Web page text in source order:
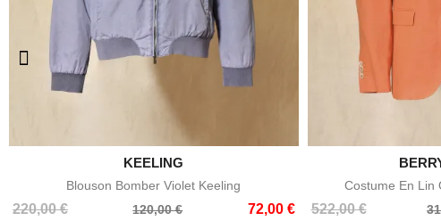
Aperçu rapide
KEELING
Blouson Bomber Violet Keeling
220,00 €
Prix
120,00 € 72,00 €
Prix

Costume En Lin
522,00 €
Prix
Prix